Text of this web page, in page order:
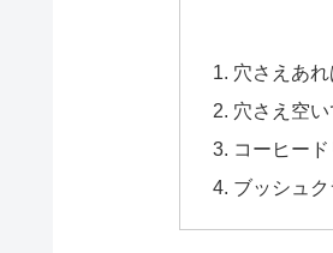
穴さえあ
穴さえ空
コーヒー
ブッシュ